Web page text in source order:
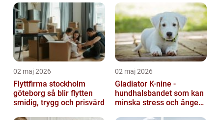
02 maj 2026
Flyttfirma stockholm
göteborg så blir flytten
smidig, trygg och prisvärd
02 maj 2026
Gladiator K-nine -
hundhalsbandet som kan
minska stress och ångest